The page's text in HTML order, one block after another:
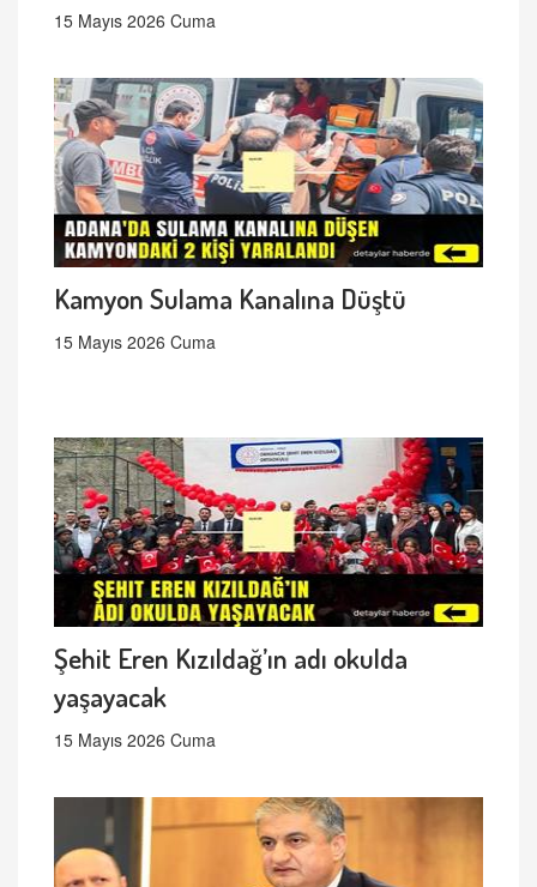
15 Mayıs 2026 Cuma
Kamyon Sulama Kanalına Düştü
15 Mayıs 2026 Cuma
Şehit Eren Kızıldağ’ın adı okulda
yaşayacak
15 Mayıs 2026 Cuma